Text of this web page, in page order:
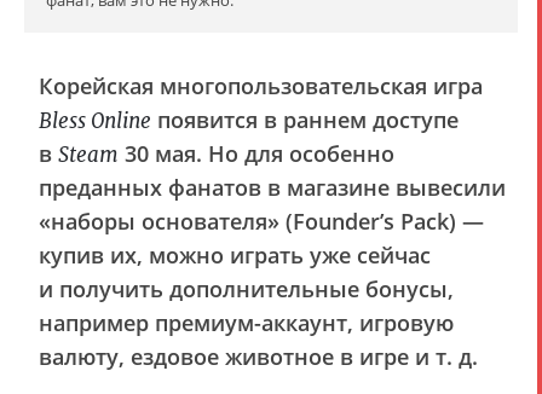
Корейская многопользовательская игра
Bless Online появится в раннем доступе
в Steam 30 мая. Но для особенно
преданных фанатов в магазине вывесили
«наборы основателя» (Founder’s Pack) —
купив их, можно играть уже сейчас
и получить дополнительные бонусы,
например премиум-аккаунт, игровую
валюту, ездовое животное в игре и т. д.